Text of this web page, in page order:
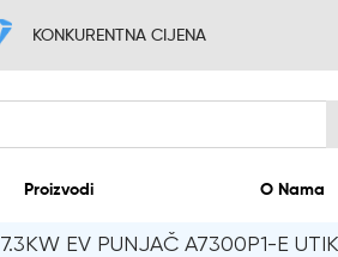
Proizvodi
7.3KW EV PUNJAČ A7300P1-E